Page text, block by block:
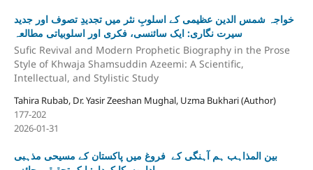
خواجہ شمس الدین عظیمی کے اسلوبِ نثر میں تجدیدِ تصوف اور جدید
سیرت نگاری: ایک سائنسی، فکری اور اسلوبیاتی مطالعہ
Sufic Revival and Modern Prophetic Biography in the Prose
Style of Khwaja Shamsuddin Azeemi: A Scientific,
Intellectual, and Stylistic Study
Tahira Rubab, Dr. Yasir Zeeshan Mughal, Uzma Bukhari (Author)
177-202
2026-01-31
بین المذاہب ہم آہنگی کے فروغ میں پاکستان کے مسیحی مذہبی